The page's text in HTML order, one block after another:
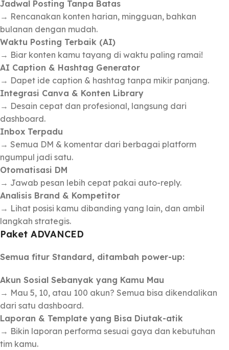
Jadwal Posting Tanpa Batas
→ Rencanakan konten harian, mingguan, bahkan
bulanan dengan mudah.
Waktu Posting Terbaik (AI)
→ Biar konten kamu tayang di waktu paling ramai!
AI Caption & Hashtag Generator
→ Dapet ide caption & hashtag tanpa mikir panjang.
Integrasi Canva & Konten Library
→ Desain cepat dan profesional, langsung dari
dashboard.
Inbox Terpadu
→ Semua DM & komentar dari berbagai platform
ngumpul jadi satu.
Otomatisasi DM
→ Jawab pesan lebih cepat pakai auto-reply.
Analisis Brand & Kompetitor
→ Lihat posisi kamu dibanding yang lain, dan ambil
langkah strategis.
Paket ADVANCED
Semua fitur Standard, ditambah power-up:
Akun Sosial Sebanyak yang Kamu Mau
→ Mau 5, 10, atau 100 akun? Semua bisa dikendalikan
dari satu dashboard.
Laporan & Template yang Bisa Diutak-atik
→ Bikin laporan performa sesuai gaya dan kebutuhan
tim kamu.